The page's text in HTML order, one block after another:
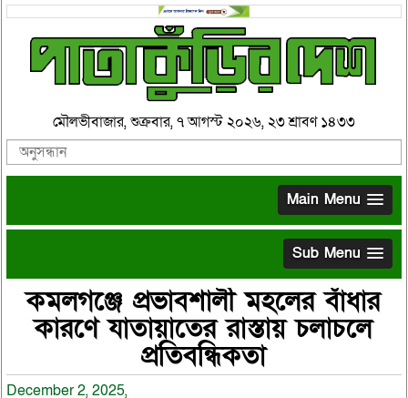
মৌলভীবাজার, শুক্রবার, ৭ আগস্ট ২০২৬, ২৩ শ্রাবণ ১৪৩৩
Main Menu
Sub Menu
কমলগঞ্জে প্রভাবশালী মহলের বাঁধার
কারণে যাতায়াতের রাস্তায় চলাচলে
প্রতিবন্ধিকতা
December 2, 2025,